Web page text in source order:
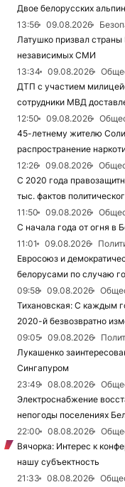
Двое белорусских
13:56
09.08.2026
Латушко призвал
независимых СМИ
13:34
09.08.2026
ДТП с участием
сотрудники МВД
12:50
09.08.2026
45-летнему жителю
распространение
12:26
09.08.2026
С 2020 года
тыс. фактов
11:50
09.08.2026
С начала года от огня в
11:01
09.08.2026
Евросоюз и
белорусами по случаю
09:58
09.08.2026
Тихановская: С каждым
2020-й безвозвратно
09:05
09.08.2026
Лукашенко
Сингапуром
23:49
08.08.2026
Электроснабжение
непогоды поселениях
22:00
08.08.2026
Вячорка: Интерес к
нашу субъектность
21:33
08.08.2026